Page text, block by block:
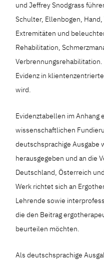
und Jeffrey Snodgrass
Schulter, Ellenbogen,
Extremitäten und
Rehabilitation,
Evidenz in
wird.
Evidenztabellen im Anhang
wissenschaftlichen
deutschsprachige Ausgabe
herausgegeben und an die
Deutschland, Österreich
Werk richtet sich an
Lehrende sowie
die den Beitrag
beurteilen möchten.
Als deutschsprachige